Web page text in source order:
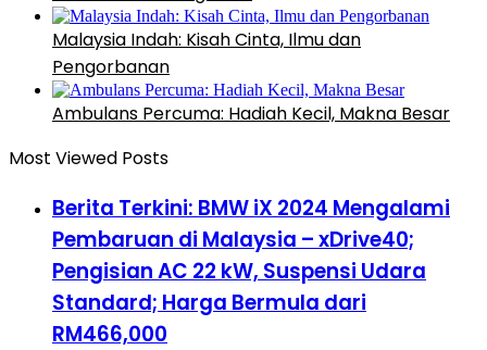
Malaysia Indah: Kisah Cinta, Ilmu dan
Pengorbanan
Ambulans Percuma: Hadiah Kecil, Makna Besar
Most Viewed Posts
Berita Terkini: BMW iX 2024 Mengalami
Pembaruan di Malaysia – xDrive40;
Pengisian AC 22 kW, Suspensi Udara
Standard; Harga Bermula dari
RM466,000